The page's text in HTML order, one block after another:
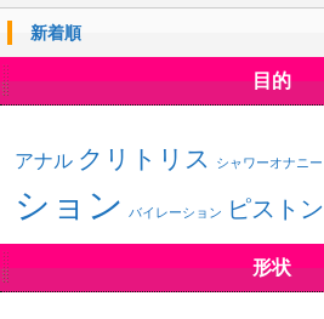
新着順
目的
アナル クリトリス シャワーオナニー
ション
バイレーション ピストン
形状